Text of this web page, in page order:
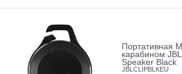
Портативная
карабином
Speaker Black
JBLCLIPBLKEU